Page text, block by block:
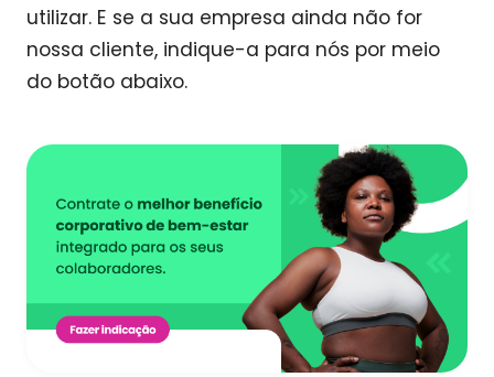
utilizar. E se a sua empresa ainda não for
nossa cliente, indique-a para nós por meio
do botão abaixo.